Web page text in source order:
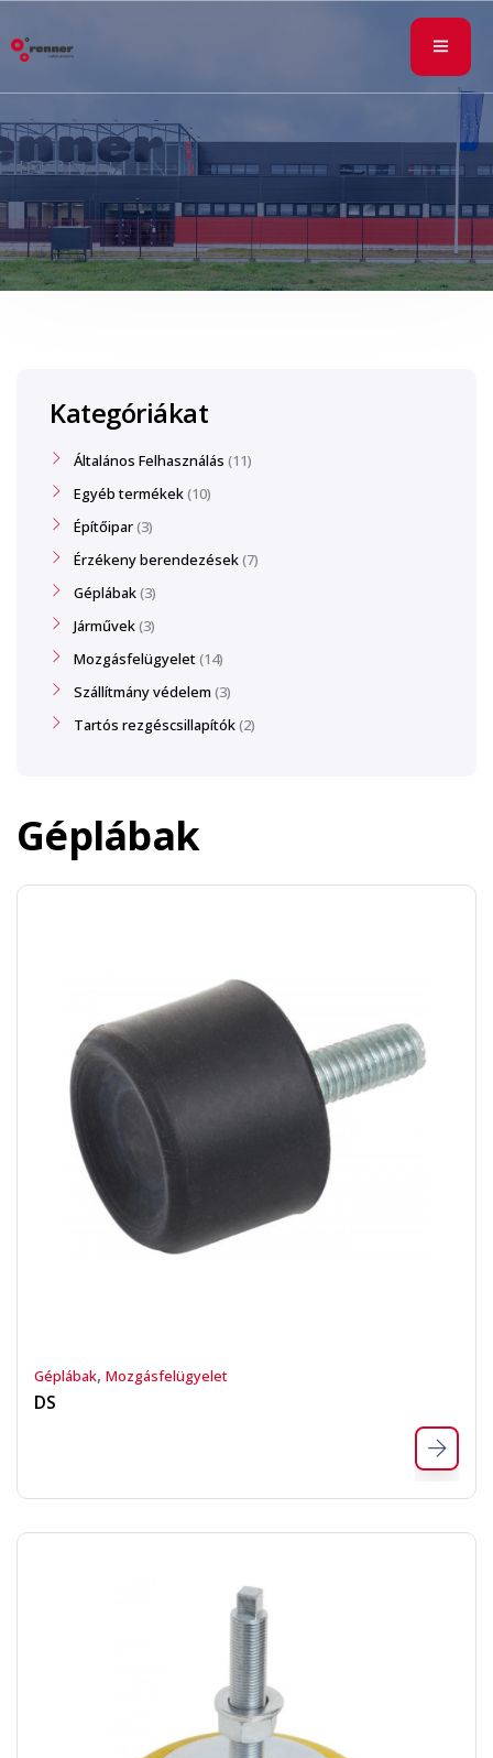
Géplábak
Géplábak, Mozgásfelügyelet
DS
Kategóriákat
Általános Felhasználás 11
Egyéb termékek 10
Építőipar 3
Érzékeny berendezések 7
Géplábak 3
Járművek 3
Mozgásfelügyelet 14
Szállítmány védelem 3
Tartós rezgéscsillapítók 2